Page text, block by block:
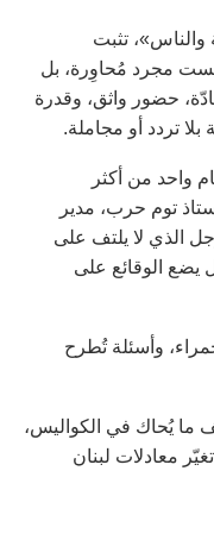
والناس»، تثبت
ليست مجرد مُحاوِرة، بل
حضور واثق، وقدرة
تردد أو مجاملة.
واحد من أكثر
توم حرب، مدير
الذي لا يلتف على
يضع الوقائع على
وأسئلة تُطرح
ما يُحاك في الكواليس،
معادلات لبنان